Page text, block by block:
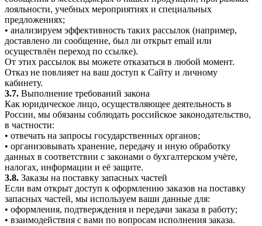
лояльности, учебных мероприятиях и специальных
предложениях;
• анализируем эффективность таких рассылок (например,
доставлено ли сообщение, был ли открыт email или
осуществлён переход по ссылке).
От этих рассылок вы можете отказаться в любой момент.
Отказ не повлияет на ваш доступ к Сайту и личному
кабинету.
3.7. Выполнение требований закона
Как юридическое лицо, осуществляющее деятельность в
России, мы обязаны соблюдать российское законодательство,
в частности:
• отвечать на запросы государственных органов;
• организовывать хранение, передачу и иную обработку
данных в соответствии с законами о бухгалтерском учёте,
налогах, информации и её защите.
3.8. Заказы на поставку запасных частей
Если вам открыт доступ к оформлению заказов на поставку
запасных частей, мы используем ваши данные для:
• оформления, подтверждения и передачи заказа в работу;
• взаимодействия с вами по вопросам исполнения заказа.